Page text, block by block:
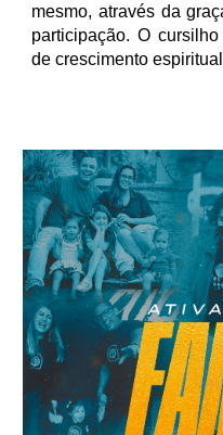
mesmo, através da
participação. O
de crescimento